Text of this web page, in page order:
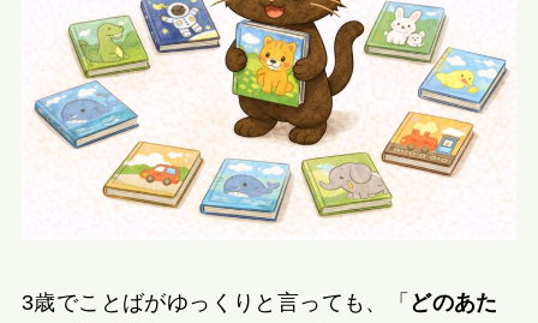
3歳でことばがゆっくりと言っても、「 どのあた